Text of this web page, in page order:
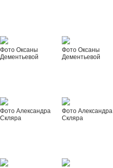
Фото Оксаны
Дементьевой
Фото Оксаны
Дементьевой
Фото Александра
Скляра
Фото Александра
Скляра